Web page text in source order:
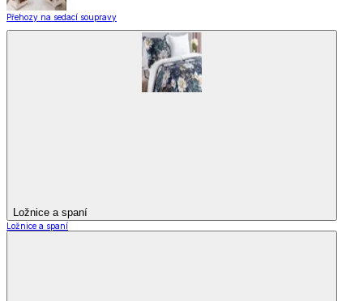
Přehozy na sedací soupravy
Ložnice a spaní
Ložnice a spaní